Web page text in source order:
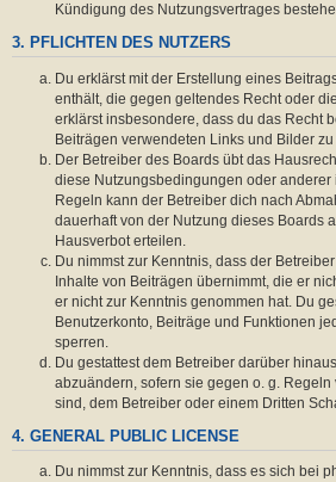
Kündigung des Nutzungsvertrages
3. PFLICHTEN DES NUTZERS
Du erklärst mit der Erstellung eines
enthält, die gegen geltendes Recht oder
erklärst insbesondere, dass du das Recht
Beiträgen verwendeten Links und Bilder zu
Der Betreiber des Boards übt das
diese Nutzungsbedingungen oder anderer
Regeln kann der Betreiber dich nach
dauerhaft von der Nutzung dieses Boards
Hausverbot erteilen.
Du nimmst zur Kenntnis, dass der
Inhalte von Beiträgen übernimmt, die er
er nicht zur Kenntnis genommen hat. Du
Benutzerkonto, Beiträge und Funktionen
sperren.
Du gestattest dem Betreiber darüber
abzuändern, sofern sie gegen o. g.
sind, dem Betreiber oder einem Dritten
4. GENERAL PUBLIC LICENSE
Du nimmst zur Kenntnis, dass es sich bei